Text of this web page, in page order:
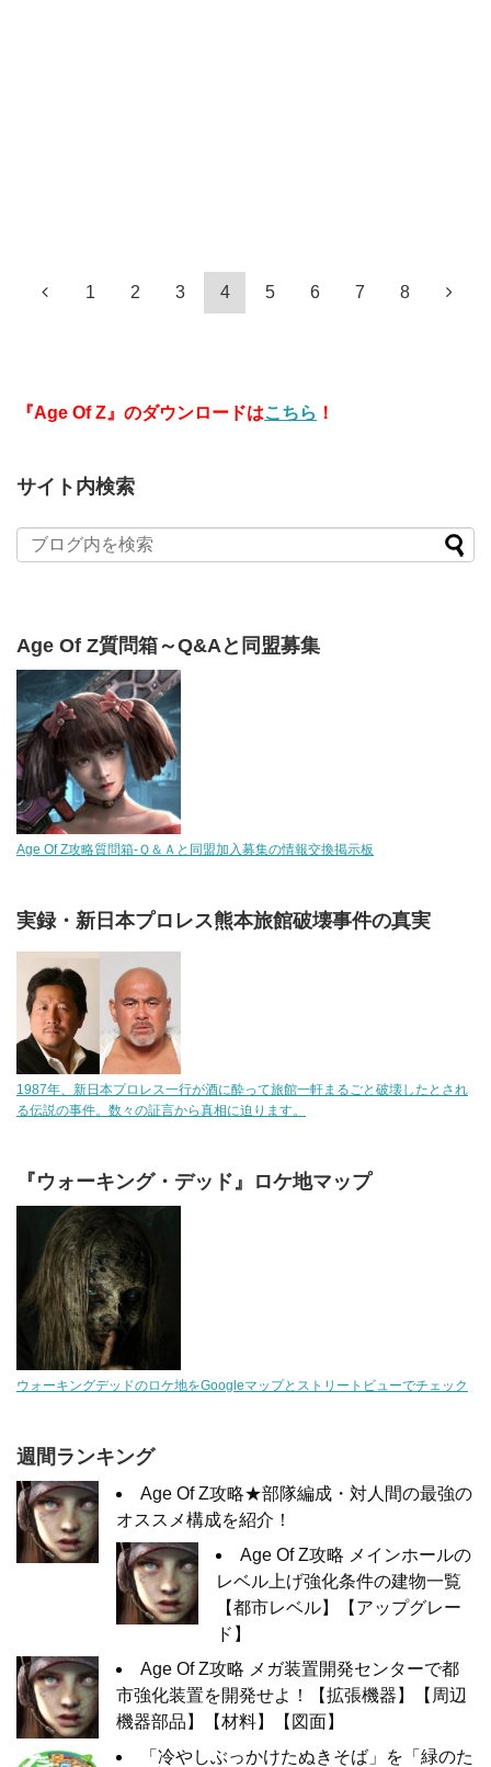
1 2 3 4 5 6 7 8
『Age Of Z』のダウンロードはこちら ！
サイト内検索
Age Of Z質問箱～Q&Aと同盟募集
Age Of Z攻略質問箱-Ｑ＆Ａと同盟加入募集の情報交換掲示板
実録・新日本プロレス熊本旅館破壊事件の真実
1987年、新日本プロレス一行が酒に酔って旅館一軒まるごと破壊したとされ
る伝説の事件。数々の証言から真相に迫ります。
『ウォーキング・デッド』ロケ地マップ
ウォーキングデッドのロケ地をGoogleマップとストリートビューでチェック
週間ランキング
Age Of Z攻略★部隊編成・対人間の最強の
オススメ構成を紹介！
Age Of Z攻略 メインホールの
レベル上げ強化条件の建物一覧
【都市レベル】【アップグレー
ド】
Age Of Z攻略 メガ装置開発センターで都
市強化装置を開発せよ！【拡張機器】【周辺
機器部品】【材料】【図面】
「冷やしぶっかけたぬきそば」を「緑のた